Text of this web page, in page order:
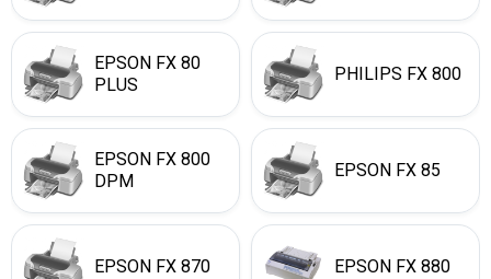
EPSON FX 80
PLUS
PHILIPS FX 800
EPSON FX 800
DPM
EPSON FX 85
EPSON FX 870 EPSON FX 880